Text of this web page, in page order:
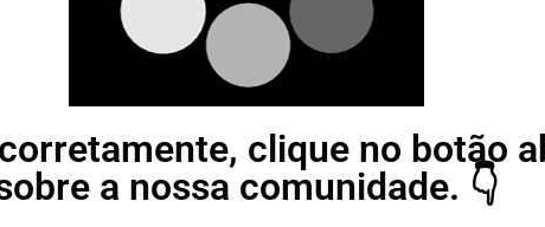
clique no botão
a nossa comunidade. 👇